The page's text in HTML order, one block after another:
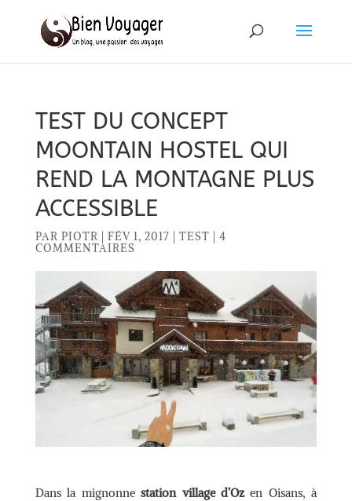
TEST DU CONCEPT
MOONTAIN HOSTEL QUI
REND LA MONTAGNE PLUS
ACCESSIBLE
PAR PIOTR FÉV 1, 2017 TEST
4
COMMENTAIRES
Dans la mignonnestation village d’Ozen Oisans, à